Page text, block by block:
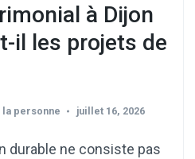
à Dijon
il les projets de
personne juillet 16, 2026
durable ne consiste pas